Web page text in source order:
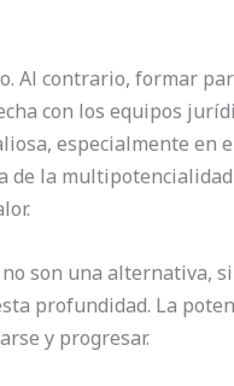
Al contrario, formar
con los equipos
especialmente en
de la
son una alternativa,
profundidad. La
y progresar.